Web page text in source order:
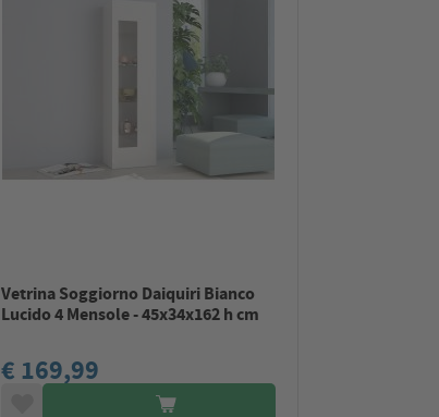
Vetrina Soggiorno Daiquiri Bianco
Lucido 4 Mensole - 45x34x162 h cm
€ 169,99